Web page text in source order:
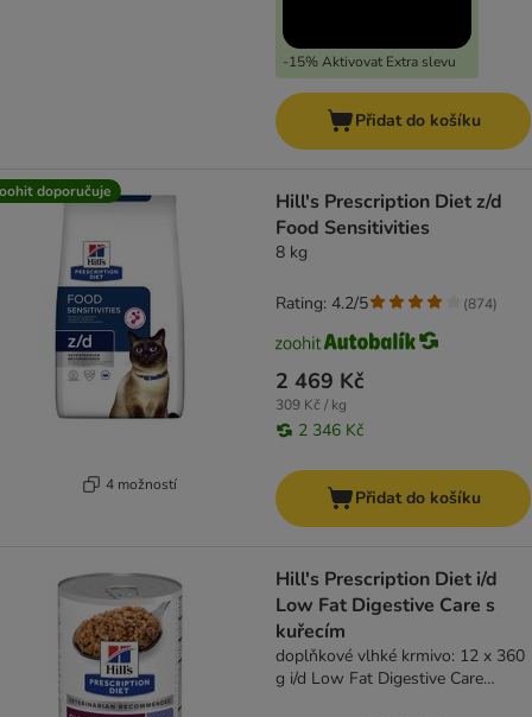
-15% Aktivovat Extra slevu
Přidat do košíku
doporučuje
4 možností
Hill's Prescription Diet z/d
Food Sensitivities
8 kg
2 469 Kč
309 Kč / kg
2 346 Kč
Rating: 4.2/5 (874)
Přidat do košíku
Hill's Prescription Diet i/d
Low Fat Digestive Care s
kuřecím
doplňkové vlhké krmivo: 12 x 360
g i/d Low Fat Digestive Care